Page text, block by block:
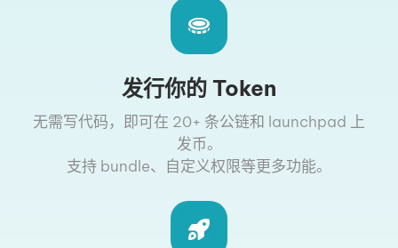
发行你的 Token
无需写代码，即可在 20+ 条公链和 launchpad 上
发币。
支持 bundle、自定义权限等更多功能。